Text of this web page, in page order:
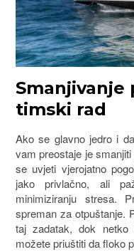
Smanjivanje
timski rad
Ako se glavno jedro i
vam preostaje je
se uvjeti vjerojatno
jako privlačno, ali
minimiziranju stresa.
spreman za otpuštanje.
taj zadatak, dok
možete priuštiti da floko